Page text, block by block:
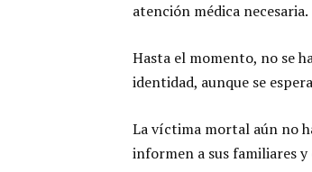
atención médica necesaria.
Hasta el momento, no se
identidad, aunque se
La víctima mortal aún no
informen a sus familiares